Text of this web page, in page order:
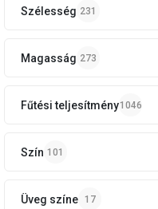
Szélesség 231
Magasság 273
Fűtési teljesítmény1046
Szín 101
Üveg színe 17